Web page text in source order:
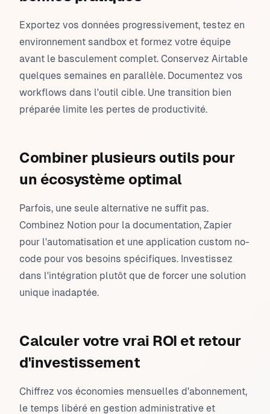
Exportez vos données progressivement, testez en
environnement sandbox et formez votre équipe
avant le basculement complet. Conservez Airtable
quelques semaines en parallèle. Documentez vos
workflows dans l'outil cible. Une transition bien
préparée limite les pertes de productivité.
Combiner plusieurs outils pour
un écosystème optimal
Parfois, une seule alternative ne suffit pas.
Combinez Notion pour la documentation, Zapier
pour l'automatisation et une application custom no-
code pour vos besoins spécifiques. Investissez
dans l'intégration plutôt que de forcer une solution
unique inadaptée.
Calculer votre vrai ROI et retour
d'investissement
Chiffrez vos économies mensuelles d'abonnement,
le temps libéré en gestion administrative et